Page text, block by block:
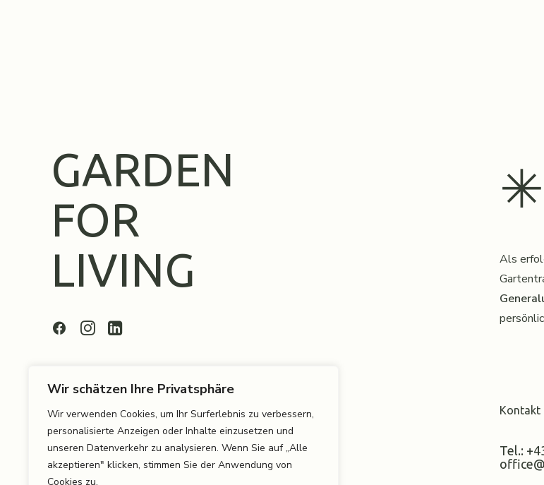
Wir schätzen Ihre Privatsphäre
Wir verwenden Cookies, um Ihr Surferlebnis zu verbessern,
personalisierte Anzeigen oder Inhalte einzusetzen und
unseren Datenverkehr zu analysieren. Wenn Sie auf „Alle
akzeptieren" klicken, stimmen Sie der Anwendung von
Cookies zu.
GARDEN
FOR
LIVING
✳︎
Als
Datenschutz
Impressum
AGB
Kontakt
Tel.: